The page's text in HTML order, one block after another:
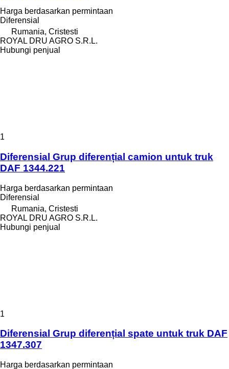
Harga berdasarkan permintaan
Diferensial
Rumania, Cristesti
ROYAL DRU AGRO S.R.L.
Hubungi penjual
1
Diferensial Grup diferențial camion untuk truk
DAF 1344.221
Harga berdasarkan permintaan
Diferensial
Rumania, Cristesti
ROYAL DRU AGRO S.R.L.
Hubungi penjual
1
Diferensial Grup diferențial spate untuk truk DAF
1347.307
Harga berdasarkan permintaan